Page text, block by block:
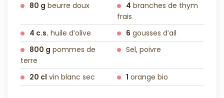
80 g beurre doux 4 branches de thym
frais
4 c.s. huile d’olive 6 gousses d’ail
800 g pommes de
terre
Sel, poivre
20 cl vin blanc sec 1 orange bio